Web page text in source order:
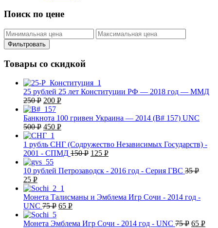
Поиск по цене
Фильтровать
Товары со скидкой
25 рублей 25 лет Конституции РФ — 2018 год — ММД
250Р
УБ.
200 Р
Банкнота 100 гривен Украина — 2014 (B# 157) UNC
500Р
УБ.
450 Р
1 рубль СНГ (Содружество Независимых Государств) -
2001 - СПМД 150Р 125 Р
10 рублей Петрозаводск - 2016 год - Серия ГВС 35Р
25 Р
УБ.
Монета Талисманы и Эмблема Игр Сочи - 2014 год -
UNC 75Р
УБ.
65 Р
Монета Эмблема Игр Сочи - 2014 год - UNC 75Р 65 Р